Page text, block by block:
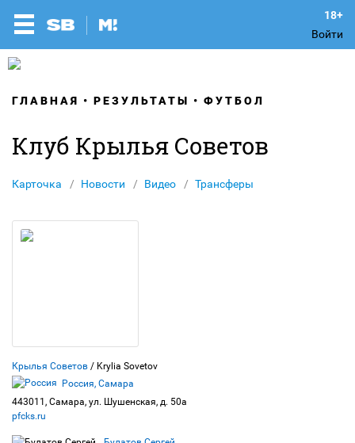
Войти
ГЛАВНАЯ РЕЗУЛЬТАТЫ ФУТБОЛ
Клуб Крылья Советов
Карточка Новости Видео Трансферы
Крылья Советов / Krylia Sovetov
Россия, Самара
443011, Самара, ул. Шушенская, д. 50а
pfcks.ru